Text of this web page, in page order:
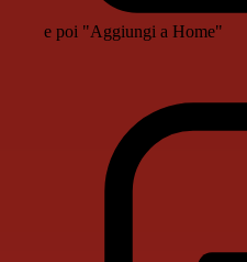
e poi "Aggiungi a Home"